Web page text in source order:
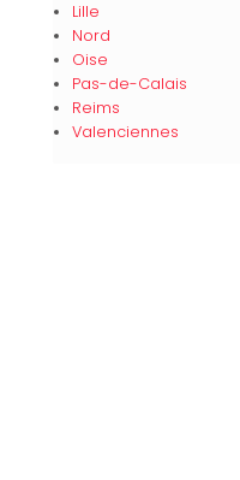
Lille
Nord
Oise
Pas-de-Calais
Reims
Valenciennes